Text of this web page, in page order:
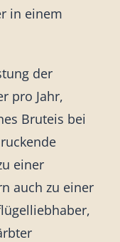
in einem
der
pro Jahr,
Bruteis bei
einer
auch zu einer